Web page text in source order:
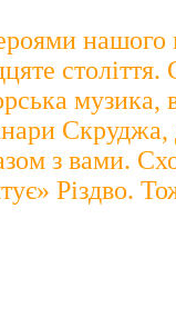
з вами.
Різдво.